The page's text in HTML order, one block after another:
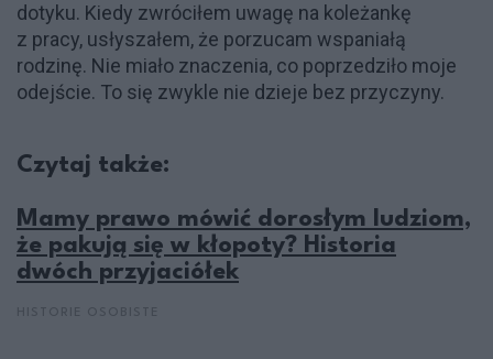
dotyku. Kiedy zwróciłem uwagę na koleżankę
z pracy, usłyszałem, że porzucam wspaniałą
rodzinę. Nie miało znaczenia, co poprzedziło moje
odejście. To się zwykle nie dzieje bez przyczyny.
Czytaj także:
Mamy prawo mówić dorosłym ludziom,
że pakują się w kłopoty? Historia
dwóch przyjaciółek